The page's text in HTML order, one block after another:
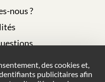
nous ?
site
des cookies et,
publicitaires afin